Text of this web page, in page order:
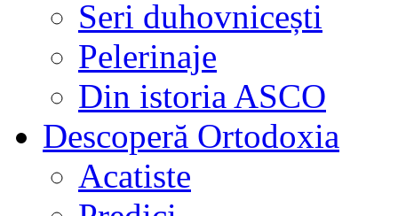
Seri duhovnicești
Pelerinaje
Din istoria ASCO
Descoperă Ortodoxia
Acatiste